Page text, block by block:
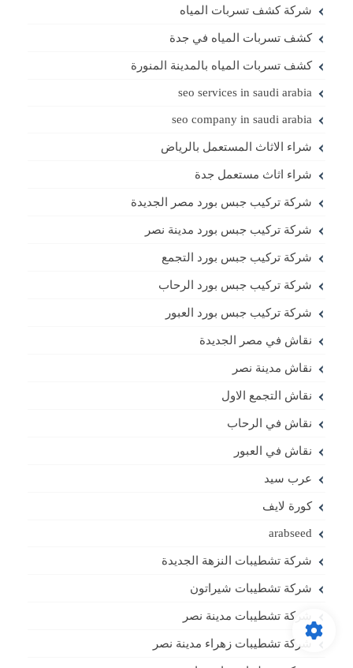
شركة كشف تسربات المياه
كشف تسربات المياه في جدة
كشف تسربات المياه بالمدينة المنورة
seo services in saudi arabia
seo company in saudi arabia
شراء الاثاث المستعمل بالرياض
شراء اثاث مستعمل جدة
شركة تركيب جبس بورد مصر الجديدة
شركة تركيب جبس بورد مدينة نصر
شركة تركيب جبس بورد التجمع
شركة تركيب جبس بورد الرحاب
شركة تركيب جبس بورد العبور
نقاش في مصر الجديدة
نقاش مدينة نصر
نقاش التجمع الاول
نقاش في الرحاب
نقاش في العبور
عرب سيد
كورة لايف
arabseed
شركة تشطيبات النزهة الجديدة
شركة تشطيبات شيراتون
شركة تشطيبات مدينة نصر
شركة تشطيبات زهراء مدينة نصر